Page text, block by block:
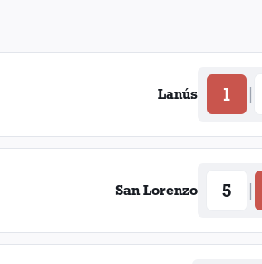
Lanús 1
San Lorenzo 5